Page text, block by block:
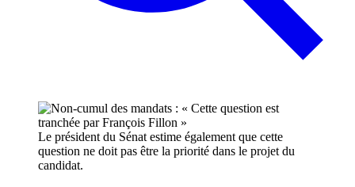
Le président du Sénat estime également que cette
question ne doit pas être la priorité dans le projet du
candidat.